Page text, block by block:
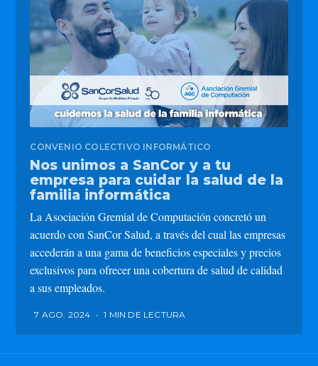
CONVENIO COLECTIVO INFORMÁTICO
Nos unimos a SanCor y a tu
empresa para cuidar la salud de la
familia informática
La Asociación Gremial de Computación concretó un
acuerdo con SanCor Salud, a través del cual las empresas
accederán a una gama de beneficios especiales y precios
exclusivos para ofrecer una cobertura de salud de calidad
a sus empleados.
7 AGO. 2024 • 1 MIN DE LECTURA